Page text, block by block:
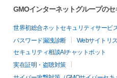
GMOインターネットグループの
世界初総合ネットセキュリティサービ
パスワード漏洩診断
Webサイトリ
セキュリティ相談AIチャットボット
実在証明・盗聴対策